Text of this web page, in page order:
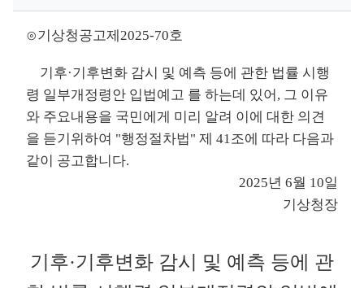
⊙기상청공고제2025-70호
기후·기후변화 감시 및 예측 등에 관한 법률 시행
령 일부개정령안 입법예고 를 하는데 있어, 그 이유
와 주요내용을 국민에게 미리 알려 이에 대한 의견
을 듣기위하여 "행정절차법" 제 41조에 따라 다음과
같이 공고합니다.
2025년 6월 10일
기상청장
기후·기후변화 감시 및 예측 등에 관